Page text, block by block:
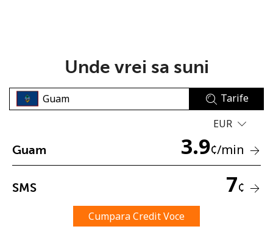
Lipsa parola
Minim 8 litere
Un simbol/litera speciala
Unde vrei sa suni
Tarife
EUR
Guam 3.9¢/min
SMS 7¢
Cumpara Credit Voce